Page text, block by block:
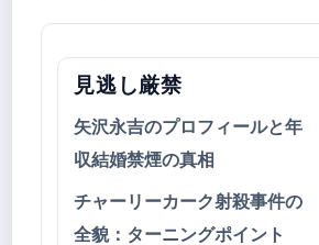
見逃し厳禁
矢沢永吉のプロフィールと年
収結婚禁煙の真相
チャーリーカーク射殺事件の
全貌：ターニングポイント